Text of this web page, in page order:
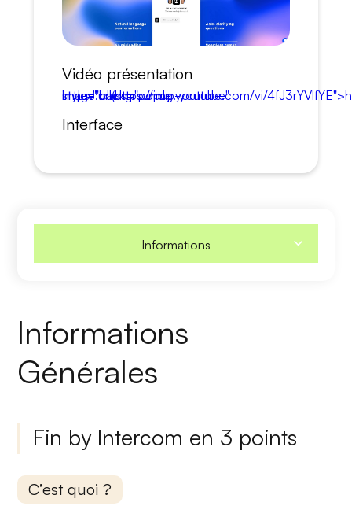
Vidéo présentation
https:" class="popup-youtube" style="background-image:url(https://img.youtube.com/
Interface
Informations
Informations
Générales
Fin by Intercom en 3 points
C’est quoi ?